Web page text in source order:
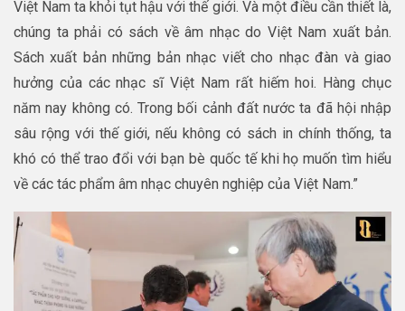
Việt Nam ta khỏi tụt hậu với thế giới. Và một điều cần thiết là,
chúng ta phải có sách về âm nhạc do Việt Nam xuất bản.
Sách xuất bản những bản nhạc viết cho nhạc đàn và giao
hưởng của các nhạc sĩ Việt Nam rất hiếm hoi. Hàng chục
năm nay không có. Trong bối cảnh đất nước ta đã hội nhập
sâu rộng với thế giới, nếu không có sách in chính thống, ta
khó có thể trao đổi với bạn bè quốc tế khi họ muốn tìm hiểu
về các tác phẩm âm nhạc chuyên nghiệp của Việt Nam.”